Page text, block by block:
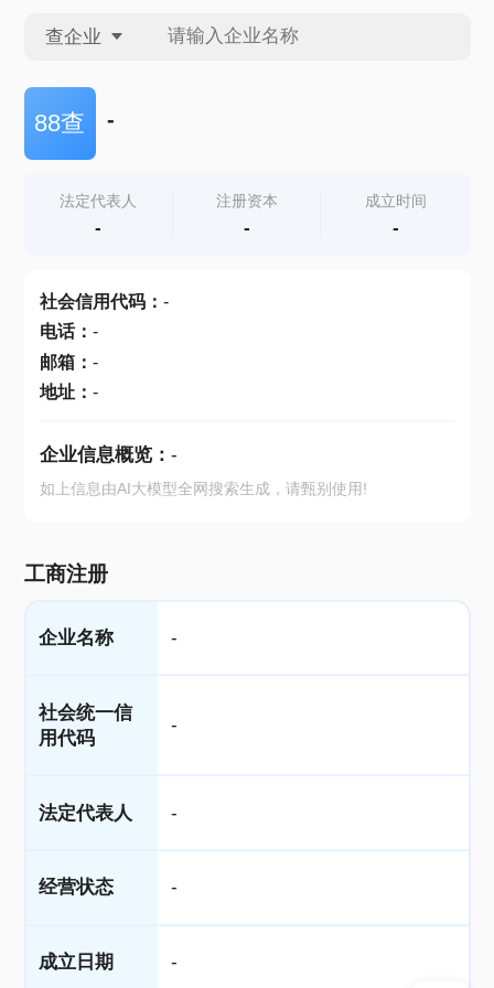
查企业
查企业
查产地
88查 -
法定代表人
-
注册资本
-
成立时间
-
社会信用代码： -
电话： -
邮箱： -
地址： -
企业信息概览： -
如上信息由AI大模型全网搜索生成，请甄别使用!
工商注册
企业名称 -
社会统一信
用代码
-
法定代表人 -
经营状态 -
成立日期 -